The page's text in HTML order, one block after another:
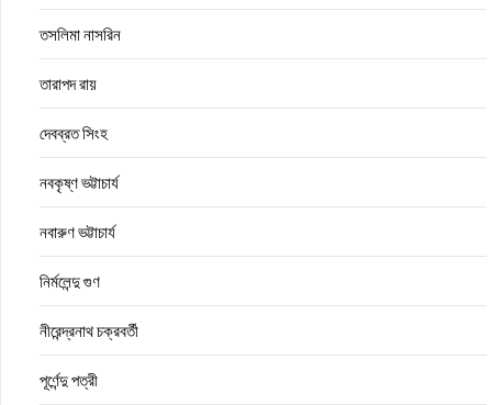
তসলিমা নাসরিন
তারাপদ রায়
দেবব্রত সিংহ
নবকৃষ্ণ ভট্টাচার্য
নবারুণ ভট্টাচার্য
নির্মলেন্দু গুণ
নীরেন্দ্রনাথ চক্রবর্তী
পূর্ণেন্দু পত্রী